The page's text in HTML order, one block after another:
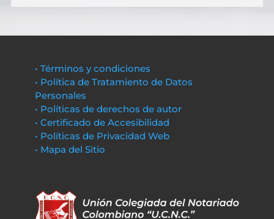
• Términos y condiciones
• Política de Tratamiento de Datos
Personales
• Políticas de derechos de autor
• Certificado de Accesibilidad
• Políticas de Privacidad Web
• Mapa del Sitio